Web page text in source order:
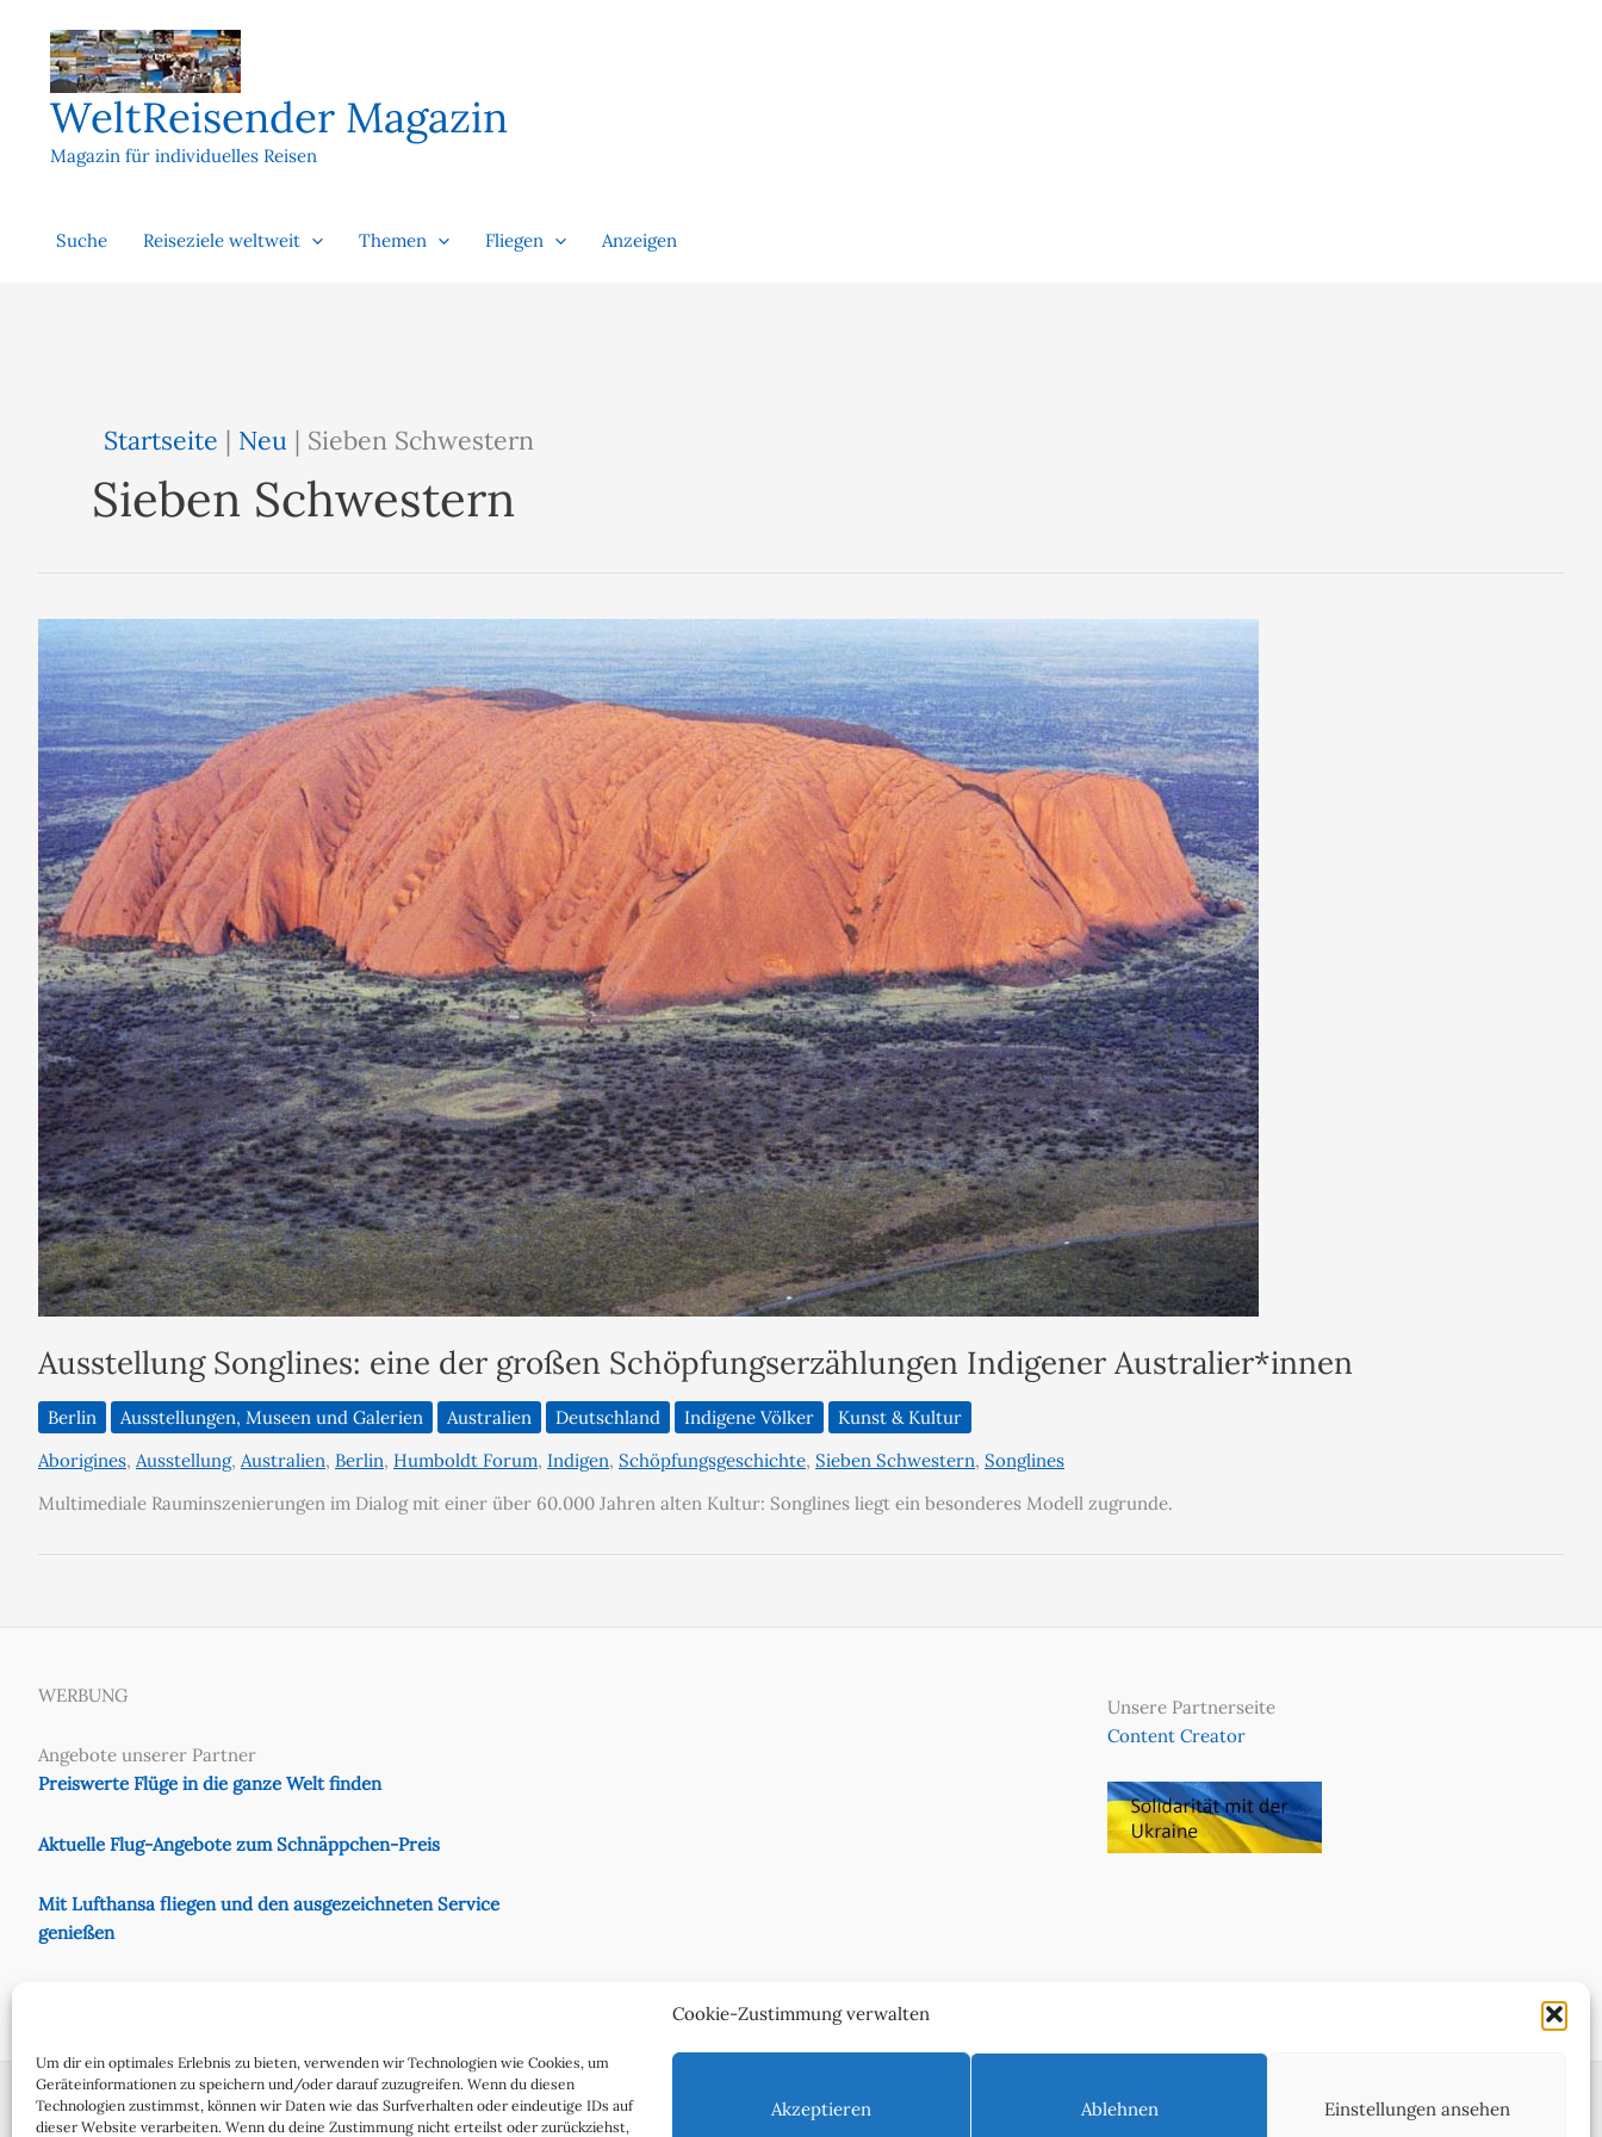
Cookie-Zustimmung verwalten
Um dir ein optimales Erlebnis zu bieten, verwenden wir Technologien wie Cookies, um
Geräteinformationen zu speichern und/oder darauf zuzugreifen. Wenn du diesen
Technologien zustimmst, können wir Daten wie das Surfverhalten oder eindeutige IDs auf
dieser Website verarbeiten. Wenn du deine Zustimmung nicht erteilst oder zurückziehst,
Akzeptieren Ablehnen Einstellungen ansehen
springen
WeltReisender Magazin
Magazin für individuelles Reisen
Suche Reiseziele weltweit Themen Fliegen Anzeigen
Startseite | Neu | Sieben Schwestern
Sieben Schwestern
Ausstellung Songlines: eine der großen Schöpfungserzählungen Indigener Australier*innen
Berlin Ausstellungen, Museen und Galerien Australien Deutschland Indigene Völker
Kunst & Kultur
Aborigines, Ausstellung, Australien, Berlin, Humboldt Forum, Indigen, Schöpfungsgeschichte, Sieben Schwestern, Songlines
Multimediale Rauminszenierungen im Dialog mit einer über 60.000 Jahren alten Kultur: Songlines liegt ein besonderes Modell zugrunde.
WERBUNG
Angebote unserer Partner
Preiswerte Flüge in die ganze Welt finden
Aktuelle Flug-Angebote zum Schnäppchen-Preis
Mit Lufthansa fliegen und den ausgezeichneten Service
genießen
Unsere Partnerseite
Content Creator